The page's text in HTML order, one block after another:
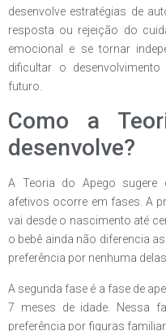
desenvolve estratégias de
resposta ou rejeição do
emocional e se tornar
dificultar o
futuro.
Como a
desenvolve?
A Teoria do Apego sugere
afetivos ocorre em fases. A
vai desde o nascimento até
o bebê ainda não diferencia
preferência por nenhuma
A segunda fase é a fase de
7 meses de idade. Nessa
preferência por figuras